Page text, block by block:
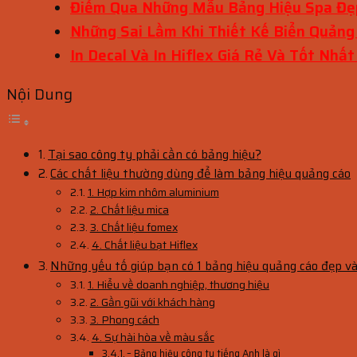
Điểm Qua Những Mẫu Bảng Hiệu Spa
Những Sai Lầm Khi Thiết Kế Biển Quảng
In Decal Và In Hiflex Giá Rẻ Và Tốt
Nội Dung
Tại sao công ty phải cần có bảng hiệu?
Các chất liệu thường dùng để làm bảng hiệu quảng cáo
1. Hợp kim nhôm aluminium
2. Chất liệu mica
3. Chất liệu fomex
4. Chất liệu bạt Hiflex
Những yếu tố giúp bạn có 1 bảng hiệu quảng cáo đẹp
1. Hiểu về doanh nghiệp, thương hiệu
2. Gần gũi với khách hàng
3. Phong cách
4. Sự hài hòa về màu sắc
– Bảng hiệu công ty tiếng Anh là gì